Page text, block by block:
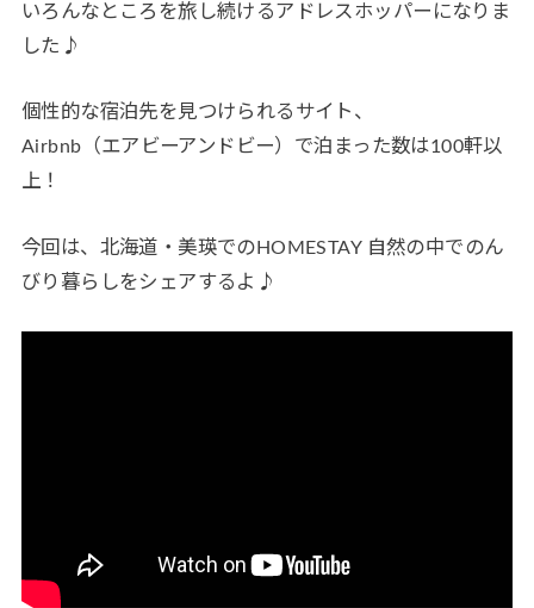
いろんなところを旅し続けるアドレスホッパーになりま
した♪
個性的な宿泊先を見つけられるサイト、
Airbnb（エアビーアンドビー）で泊まった数は100軒以
上！
今回は、北海道・美瑛でのHOMESTAY 自然の中でのん
びり暮らしをシェアするよ♪